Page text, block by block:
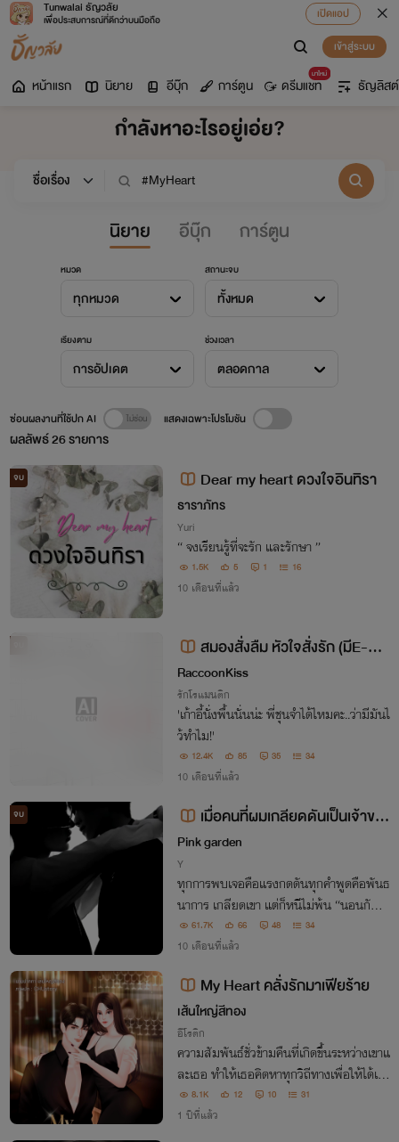
Tunwalai ธัญวลัย
เพื่อประสบการณ์ที่ดีกว่าบนมือถือ
เปิดแอป
เข้าสู่ระบบ
หน้าแรก นิยาย อีบุ๊ก การ์ตูน
มาใหม่
ดรีมแชท ธัญลิสต์
กำลังหาอะไรอยู่เอ่ย?
นิยาย อีบุ๊ก การ์ตูน
หมวด
ทุกหมวด
สถานะจบ
ทั้งหมด
เรียงตาม
การอัปเดต
ช่วงเวลา
ตลอดกาล
ผลลัพธ์26รายการ
ซ่อนผลงานที่ใช้ปก AI แสดงเฉพาะโปรโมชัน
จบ Dear my heart ดวงใจอินทิรา
ธาราภัทร
Yuri
“ จงเรียนรู้ที่จะรัก และรักษา ”
1.5K 5 1 16
10 เดือนที่แล้ว
สมองสั่งลืม หัวใจสั่งรัก (มีE-Bo
ok)
RaccoonKiss
รักโรแมนติก
'เก้าอี้นั่งพื้นนั่นน่ะ พี่ชุนจำได้ไหมคะ..ว่ามีมันไ
ว้ทำไม!'
12.4K 85 35 34
10 เดือนที่แล้ว
จบ
เมื่อคนที่ผมเกลียดดันเป็นเจ้าขอ
งสายการบิน
Pink garden
Y
ทุกการพบเจอคือแรงกดดันทุกคำพูดคือพันธ
นาการ เกลียดเขา แต่ก็หนีไม่พ้น “นอนกับผ
ม…แค่นั้นเอง” “คุณบอกเองว่าจะรับผิดชอ
บ…นี่คือทางเดียวที่ผมเสนอให้”
61.7K 66 48 34
10 เดือนที่แล้ว
My Heart คลั่งรักมาเฟียร้าย
เส้นใหญ่สีทอง
อีโรติก
ความสัมพันธ์ชั่วข้ามคืนที่เกิดขึ้นระหว่างเขาแ
ละเธอ ทำให้เธอคิดหาทุกวิถีทางเพื่อให้ได้เขา
มาครอบครอง ส่วนเขาก็แค่มองเธอเป็นของเ
ล่นแก้เบื่อ แต่เป็นของเล่นชิ้นโปรดที่ต้องเล่น
8.1K 12 10 31
1 ปีที่แล้ว